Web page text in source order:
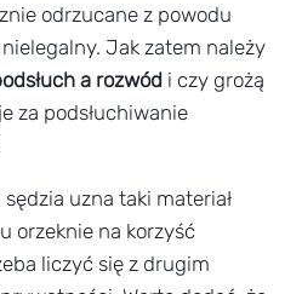
odrzucane z powodu
Jak zatem należy
a rozwód i czy grożą
za podsłuchiwanie
uzna taki materiał
orzeknie na korzyść
liczyć się z drugim